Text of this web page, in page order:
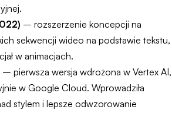
– rozszerzenie koncepcji na
sekwencji wideo na podstawie tekstu,
w animacjach.
– pierwsza wersja wdrożona w Vertex AI,
w Google Cloud. Wprowadziła
stylem i lepsze odwzorowanie